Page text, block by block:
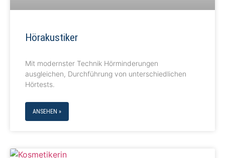
Hörakustiker
Mit modernster Technik Hörminderungen
ausgleichen, Durchführung von unterschiedlichen
Hörtests.
ANSEHEN »